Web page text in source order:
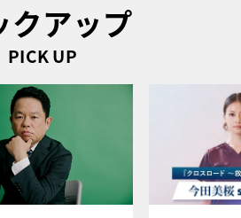
クアップ
PICK UP